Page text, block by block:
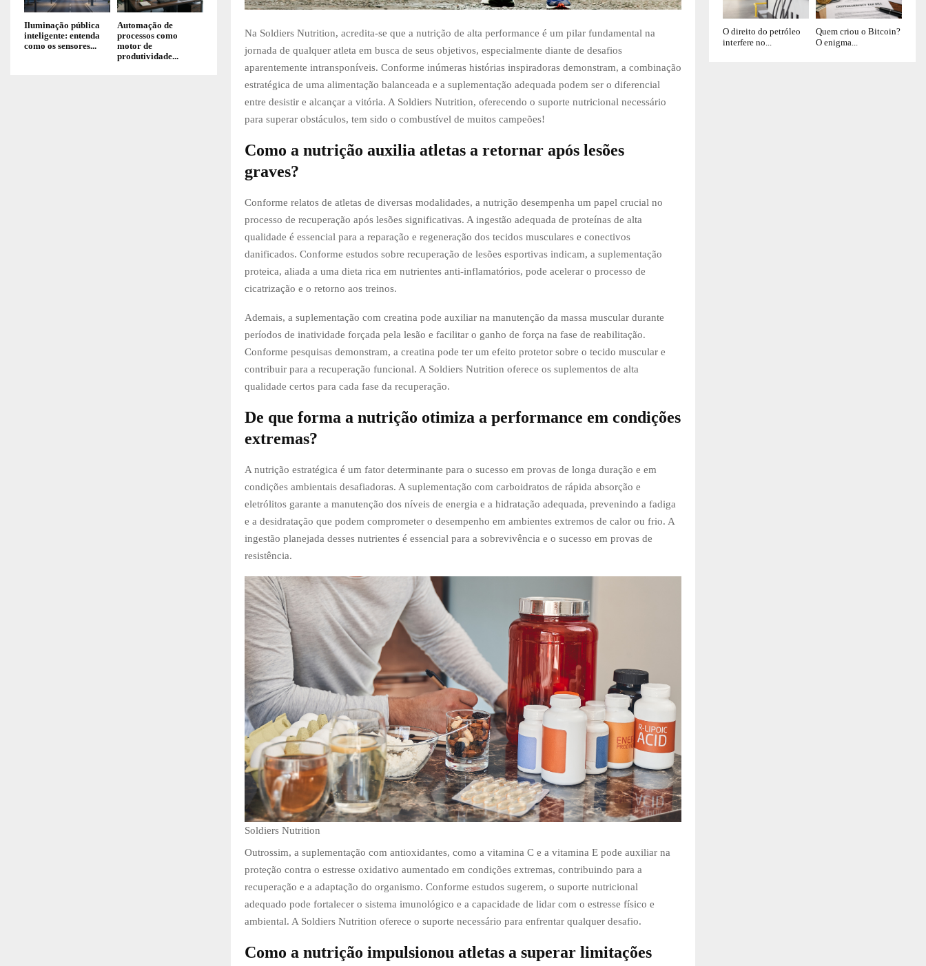
Na Soldiers Nutrition, acredita-se que a nutrição de alta performance é um pilar fundamental na
jornada de qualquer atleta em busca de seus objetivos, especialmente diante de desafios
aparentemente intransponíveis. Conforme inúmeras histórias inspiradoras demonstram, a combinação
estratégica de uma alimentação balanceada e a suplementação adequada podem ser o diferencial
entre desistir e alcançar a vitória. A Soldiers Nutrition, oferecendo o suporte nutricional necessário
para superar obstáculos, tem sido o combustível de muitos campeões!
Como a nutrição auxilia atletas a retornar após lesões
graves?
Conforme relatos de atletas de diversas modalidades, a nutrição desempenha um papel crucial no
processo de recuperação após lesões significativas. A ingestão adequada de proteínas de alta
qualidade é essencial para a reparação e regeneração dos tecidos musculares e conectivos
danificados. Conforme estudos sobre recuperação de lesões esportivas indicam, a suplementação
proteica, aliada a uma dieta rica em nutrientes anti-inflamatórios, pode acelerar o processo de
cicatrização e o retorno aos treinos.
Ademais, a suplementação com creatina pode auxiliar na manutenção da massa muscular durante
períodos de inatividade forçada pela lesão e facilitar o ganho de força na fase de reabilitação.
Conforme pesquisas demonstram, a creatina pode ter um efeito protetor sobre o tecido muscular e
contribuir para a recuperação funcional. A Soldiers Nutrition oferece os suplementos de alta
qualidade certos para cada fase da recuperação.
De que forma a nutrição otimiza a performance em condições
extremas?
A nutrição estratégica é um fator determinante para o sucesso em provas de longa duração e em
condições ambientais desafiadoras. A suplementação com carboidratos de rápida absorção e
eletrólitos garante a manutenção dos níveis de energia e a hidratação adequada, prevenindo a fadiga
e a desidratação que podem comprometer o desempenho em ambientes extremos de calor ou frio. A
ingestão planejada desses nutrientes é essencial para a sobrevivência e o sucesso em provas de
resistência.
Soldiers Nutrition
Outrossim, a suplementação com antioxidantes, como a vitamina C e a vitamina E pode auxiliar na
proteção contra o estresse oxidativo aumentado em condições extremas, contribuindo para a
recuperação e a adaptação do organismo. Conforme estudos sugerem, o suporte nutricional
adequado pode fortalecer o sistema imunológico e a capacidade de lidar com o estresse físico e
ambiental. A Soldiers Nutrition oferece o suporte necessário para enfrentar qualquer desafio.
Como a nutrição impulsionou atletas a superar limitações
Iluminação pública
inteligente: entenda
como os sensores...
Automação de
processos como
motor de
produtividade...
O direito do petróleo
interfere no...
Quem criou o Bitcoin?
O enigma...